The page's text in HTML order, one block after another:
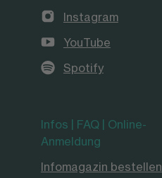
Instagram
YouTube
Spotify
Infos | FAQ | Online-
Anmeldung
Infomagazin bestellen